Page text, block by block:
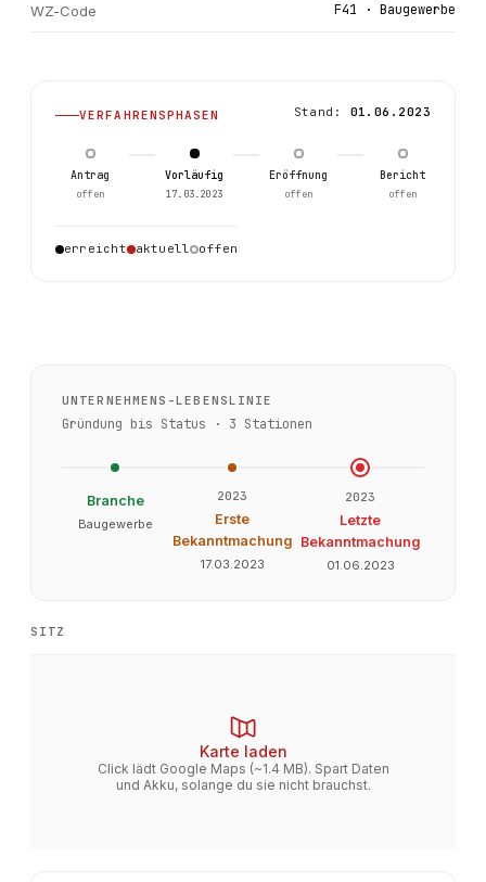
WZ-Code F41 · Baugewerbe
VERFAHRENSPHASEN Stand: 01.06.2023
Antrag
offen
Vorläufig
17.03.2023
Eröffnung
offen
Bericht
offen
erreicht aktuell offen
UNTERNEHMENS-LEBENSLINIE
Gründung bis Status · 3 Stationen
Branche
Baugewerbe
2023
Erste
Bekanntmachung
17.03.2023
2023
Letzte
Bekanntmachung
01.06.2023
SITZ
Karte laden
Click lädt Google Maps (~1.4 MB). Spart Daten
und Akku, solange du sie nicht brauchst.